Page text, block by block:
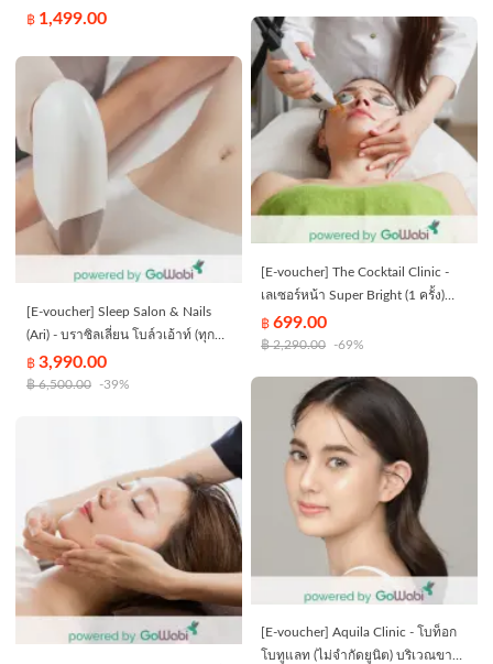
฿ 1,499.00
[E-voucher] Sleep Salon & Nails
(Ari) - บราซิลเลี่ยน โบล์วเอ้าท์ (ทุก
ระดับความยาว) (120 นาที)
฿ 3,990.00
฿6,500.00 -39%
[E-voucher] The Cocktail Clinic -
เลเซอร์หน้า Super Bright (1 ครั้ง)
[Flash SaleEVoucher] (30 นาที)
฿699.00
฿2,290.00 -69%
[E-voucher] Aquila Clinic - โบท็อก
โบทูแลท (ไม่จำกัดยูนิต) บริเวณขา